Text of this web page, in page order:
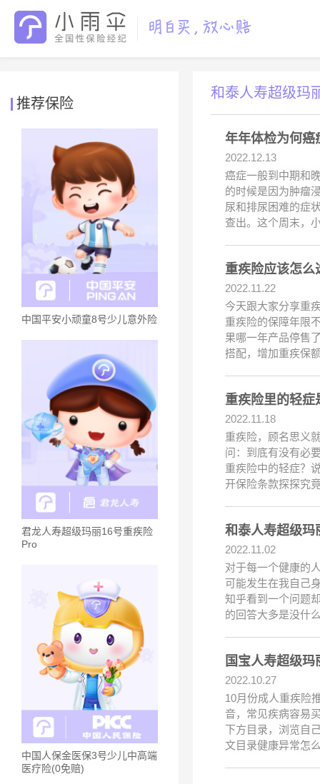
推荐保险
中国平安小顽童8号少儿意外险
君龙人寿超级玛丽16号重疾险
Pro
中国人保金医保3号少儿中高端
医疗险(0免赔)
和泰人寿超级玛
年年体检为何癌
2022.12.13
癌症一般到中期和
的时候是因为肿瘤
尿和排尿困难的症
查出。这个周末，
重疾险应该怎么
2022.11.22
今天跟大家分享重
重疾险的保障年限
果哪一年产品停售
搭配，增加重疾保
重疾险里的轻症
2022.11.18
重疾险，顾名思义
问：到底有没有必
重疾险中的轻症？
开保险条款探探究
和泰人寿超级玛
2022.11.02
对于每一个健康的
可能发生在我自己
知乎看到一个问题
的回答大多是没什
国宝人寿超级
2022.10.27
10月份成人重疾险
音，常见疾病容易
下方目录，浏览自
文目录健康异常怎